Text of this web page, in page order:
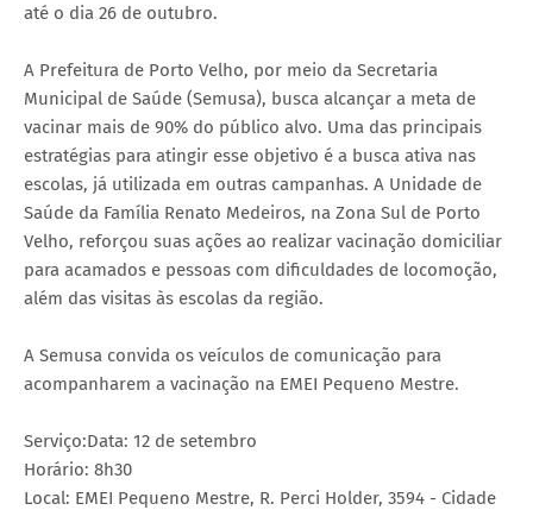
até o dia 26 de outubro.
A Prefeitura de Porto Velho, por meio da Secretaria
Municipal de Saúde (Semusa), busca alcançar a meta de
vacinar mais de 90% do público alvo. Uma das principais
estratégias para atingir esse objetivo é a busca ativa nas
escolas, já utilizada em outras campanhas. A Unidade de
Saúde da Família Renato Medeiros, na Zona Sul de Porto
Velho, reforçou suas ações ao realizar vacinação domiciliar
para acamados e pessoas com dificuldades de locomoção,
além das visitas às escolas da região.
A Semusa convida os veículos de comunicação para
acompanharem a vacinação na EMEI Pequeno Mestre.
Serviço:Data: 12 de setembro
Horário: 8h30
Local: EMEI Pequeno Mestre, R. Perci Holder, 3594 - Cidade